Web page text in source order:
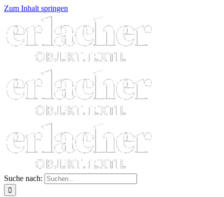
Zum Inhalt springen
Suche nach: